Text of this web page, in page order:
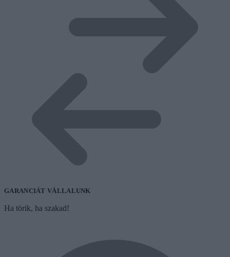
GARANCIÁT VÁLLALUNK
Ha törik, ha szakad!